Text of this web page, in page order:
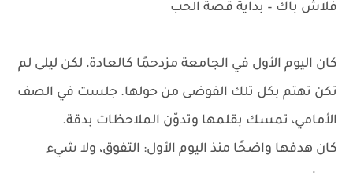
فلاش باك – بداية قصة الحب
كان اليوم الأول في الجامعة مزدحمًا كالعادة، لكن ليلى لم
تكن تهتم بكل تلك الفوضى من حولها. جلست في الصف
الأمامي، تمسك بقلمها وتدوّن الملاحظات بدقة.
كان هدفها واضحًا منذ اليوم الأول: التفوق، ولا شيء